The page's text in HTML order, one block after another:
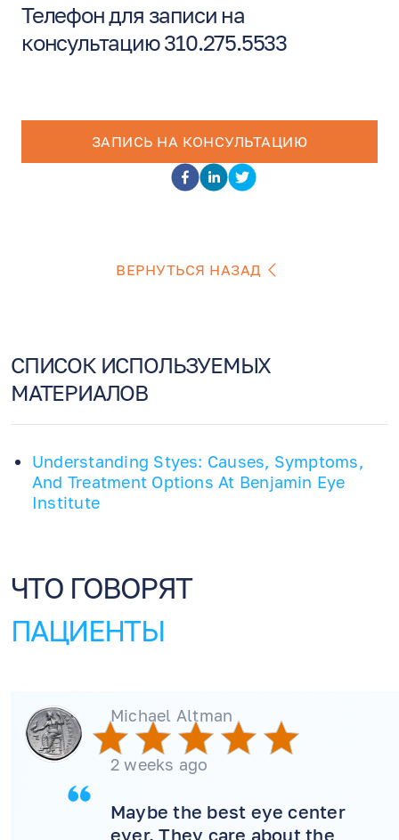
Телефон для записи на
консультацию 310.275.5533
ЗАПИСЬ НА КОНСУЛЬТАЦИЮ
ВЕРНУТЬСЯ НАЗАД
СПИСОК ИСПОЛЬЗУЕМЫХ
МАТЕРИАЛОВ
Understanding Styes: Causes, Symptoms,
And Treatment Options At Benjamin Eye
Institute
ЧТО ГОВОРЯТ
ПАЦИЕНТЫ
Michael Altman
2 weeks ago
Maybe the best eye center
ever. They care about the